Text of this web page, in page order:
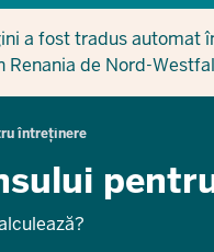
a fost tradus automat
de Nord-
întreținere